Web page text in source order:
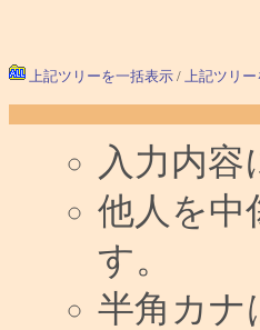
上記ツリーを一括表示 / 上記ツリ
入力内
他人を中
す。
半角カナ